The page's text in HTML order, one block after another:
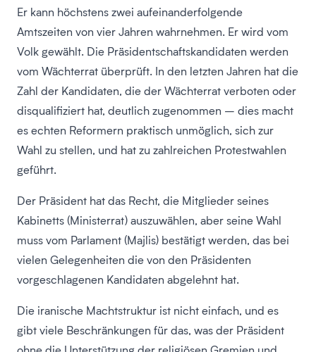
Er kann höchstens zwei aufeinanderfolgende
Amtszeiten von vier Jahren wahrnehmen. Er wird vom
Volk gewählt. Die Präsidentschaftskandidaten werden
vom Wächterrat überprüft. In den letzten Jahren hat die
Zahl der Kandidaten, die der Wächterrat verboten oder
disqualifiziert hat, deutlich zugenommen – dies macht
es echten Reformern praktisch unmöglich, sich zur
Wahl zu stellen, und hat zu zahlreichen Protestwahlen
geführt.
Der Präsident hat das Recht, die Mitglieder seines
Kabinetts (Ministerrat) auszuwählen, aber seine Wahl
muss vom Parlament (Majlis) bestätigt werden, das bei
vielen Gelegenheiten die von den Präsidenten
vorgeschlagenen Kandidaten abgelehnt hat.
Die iranische Machtstruktur ist nicht einfach, und es
gibt viele Beschränkungen für das, was der Präsident